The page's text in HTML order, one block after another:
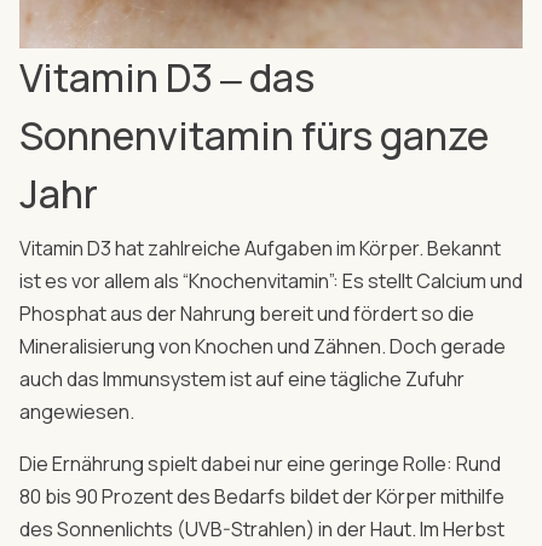
Vitamin D3 ‒ das
Sonnenvitamin fürs ganze
Jahr
Vitamin D3 hat zahlreiche Aufgaben im Körper. Bekannt
ist es vor allem als “Knochenvitamin”: Es stellt Calcium und
Phosphat aus der Nahrung bereit und fördert so die
Mineralisierung von Knochen und Zähnen. Doch gerade
auch das Immunsystem ist auf eine tägliche Zufuhr
angewiesen.
Die Ernährung spielt dabei nur eine geringe Rolle: Rund
80 bis 90 Prozent des Bedarfs bildet der Körper mithilfe
des Sonnenlichts (UVB-Strahlen) in der Haut. Im Herbst